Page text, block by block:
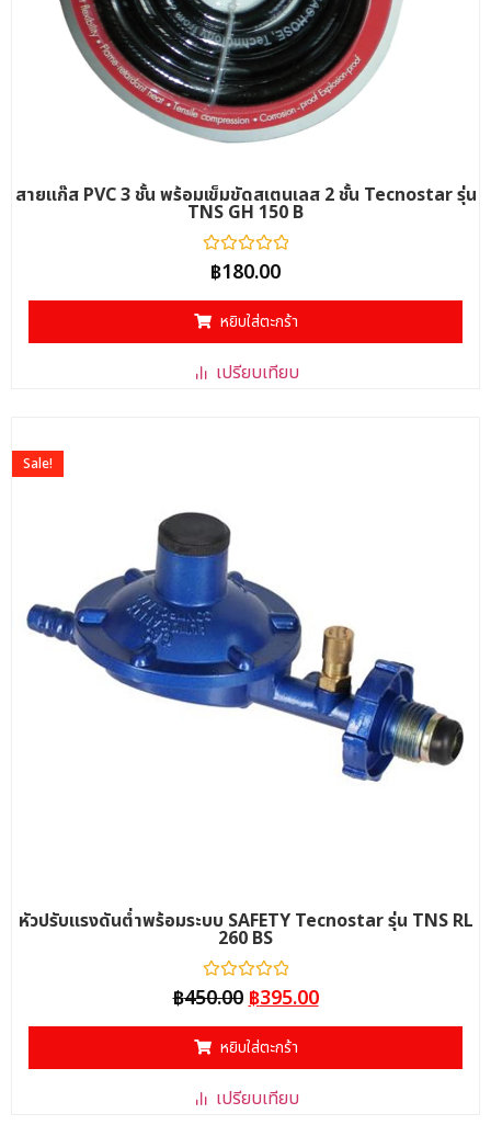
สายแก๊ส PVC 3 ชั้น พร้อมเข็มขัดสเตนเลส 2 ชั้น Tecnostar รุ่น
TNS GH 150 B
ให้
คะแนน
0
ตั้งแต่
1-
5
฿180.00
หยิบใส่ตะกร้า
เปรียบเทียบ
หัวปรับแรงดันต่ำพร้อมระบบ SAFETY Tecnostar รุ่น TNS RL
260 BS
ให้
คะแนน
0
ตั้งแต่
1-
5
฿450.00฿395.00
Sale!
หยิบใส่ตะกร้า
เปรียบเทียบ